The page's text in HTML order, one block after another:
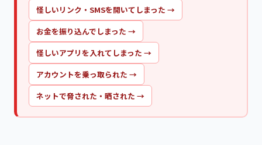
怪しいリンク・SMSを開いてしまった →
お金を振り込んでしまった →
怪しいアプリを入れてしまった →
アカウントを乗っ取られた →
ネットで脅された・晒された →